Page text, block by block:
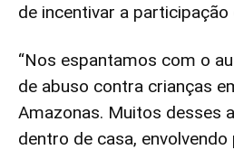
de incentivar a participação
“Nos espantamos com o
de abuso contra crianças
Amazonas. Muitos desses
dentro de casa,